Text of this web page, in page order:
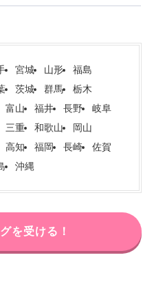
宮城 山形
福島
茨城 群馬
栃木
富山 福井 長野
岐阜
三重 和歌山
岡山
高知 福岡 長崎
佐賀
沖縄
を受ける！